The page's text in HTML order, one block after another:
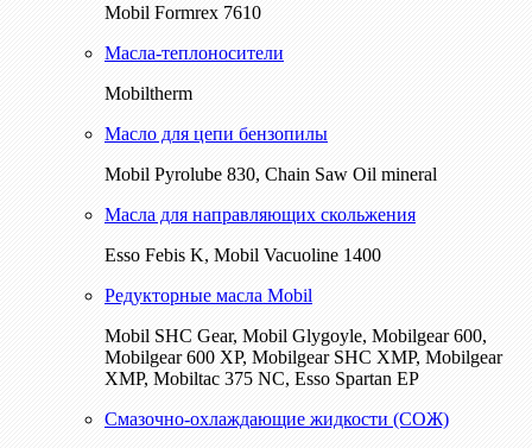
Mobil Formrex 7610
Масла-теплоносители
Mobiltherm
Масло для цепи бензопилы
Mobil Pyrolube 830, Chain Saw Oil mineral
Масла для направляющих скольжения
Esso Febis K, Mobil Vacuoline 1400
Редукторные масла Mobil
Mobil SHC Gear, Mobil Glygoyle, Mobilgear 600,
Mobilgear 600 XP, Mobilgear SHC XMP, Mobilgear
XМP, Mobiltac 375 NC, Esso Spartan EP
Смазочно-охлаждающие жидкости (СОЖ)